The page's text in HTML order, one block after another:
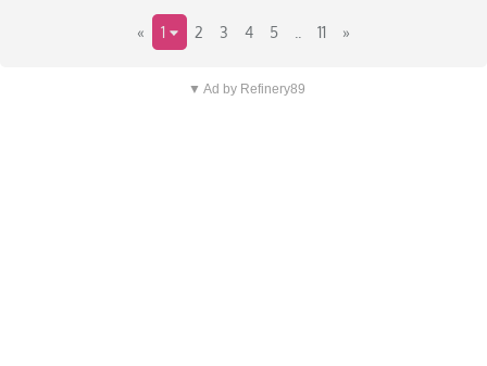
« 1 2 3 4 5 11 »
▼ Ad by Refinery89